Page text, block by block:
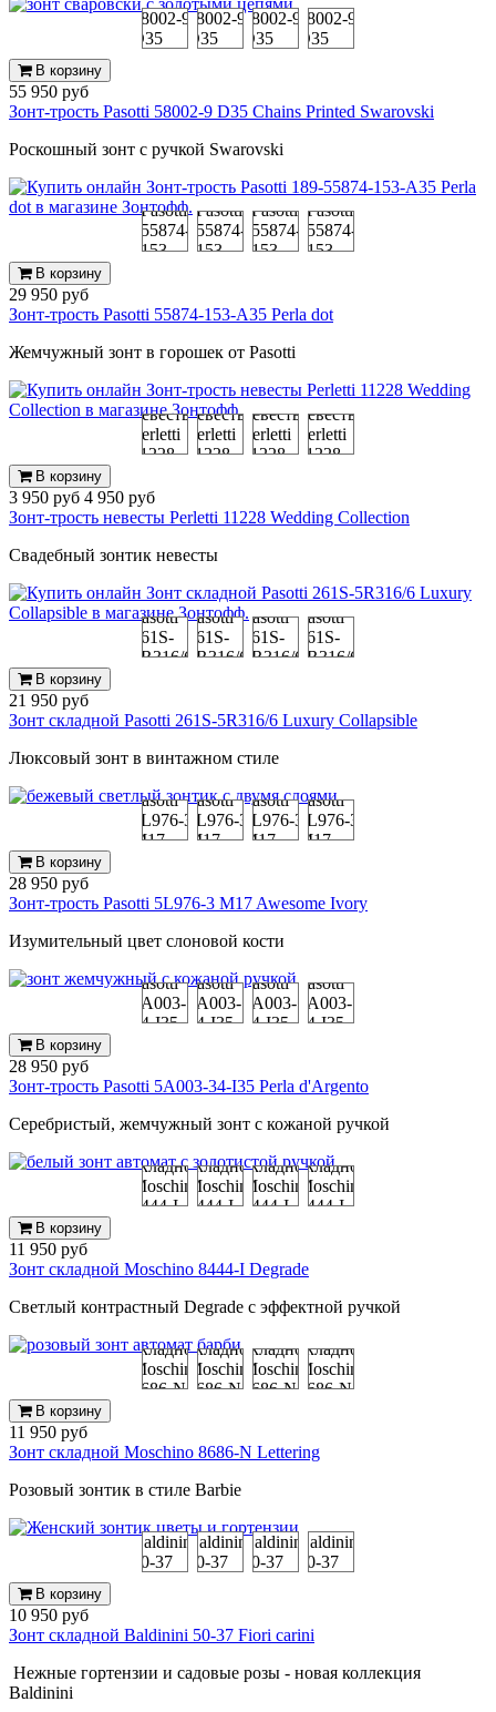
В корзину
55 950 руб
Зонт-трость Pasotti 58002-9 D35 Chains Printed Swarovski
Роскошный зонт с ручкой Swarovski
В корзину
29 950 руб
Зонт-трость Pasotti 55874-153-А35 Perla dot
Жемчужный зонт в горошек от Pasotti
В корзину
3 950 руб 4 950 руб
Зонт-трость невесты Perletti 11228 Wedding Collection
Свадебный зонтик невесты
В корзину
21 950 руб
Зонт складной Pasotti 261S-5R316/6 Luxury Collapsible
Люксовый зонт в винтажном стиле
В корзину
28 950 руб
Зонт-трость Pasotti 5L976-3 M17 Awesome Ivory
Изумительный цвет слоновой кости
В корзину
28 950 руб
Зонт-трость Pasotti 5A003-34-I35 Perla d'Argento
Серебристый, жемчужный зонт с кожаной ручкой
В корзину
11 950 руб
Зонт складной Moschino 8444-I Degrade
Светлый контрастный Degrade с эффектной ручкой
В корзину
11 950 руб
Зонт складной Moschino 8686-N Lettering
Розовый зонтик в стиле Barbie
В корзину
10 950 руб
Зонт складной Baldinini 50-37 Fiori carini
Нежные гортензии и садовые розы - новая коллекция
Baldinini